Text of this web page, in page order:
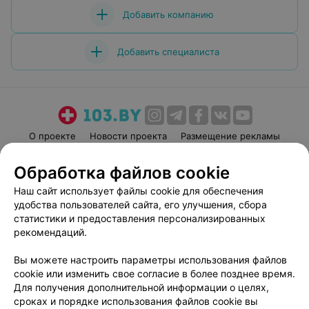
Добавить компанию
Добавить специалиста
О проекте Новости проекта
Размещение рекламы
Пользовательское соглашение
Способы оплаты
Вакансии
Партнеры
Написать руководителю 103.by
Обработка персональных данных
Обработка файлов cookie
Наш сайт использует файлы cookie для обеспечения
удобства пользователей сайта, его улучшения, сбора
статистики и предоставления персонализированных
рекомендаций.
Вы можете настроить параметры использования файлов
cookie или изменить свое согласие в более позднее время.
Для получения дополнительной информации о целях,
сроках и порядке использования файлов cookie вы